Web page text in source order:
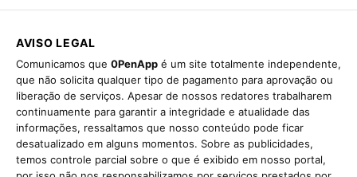
AVISO LEGAL
Comunicamos que 0PenApp é um site totalmente independente,
que não solicita qualquer tipo de pagamento para aprovação ou
liberação de serviços. Apesar de nossos redatores trabalharem
continuamente para garantir a integridade e atualidade das
informações, ressaltamos que nosso conteúdo pode ficar
desatualizado em alguns momentos. Sobre as publicidades,
temos controle parcial sobre o que é exibido em nosso portal,